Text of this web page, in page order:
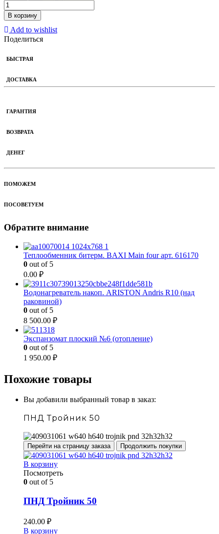
В корзину
Add to wishlist
Поделиться
БЫСТРАЯ
ДОСТАВКА
ГАРАНТИЯ
ВОЗВРАТА
ДЕНЕГ
ПОМОЖЕМ
ПОСОВЕТУЕМ
Обратите внимание
Теплообменник битерм. BAXI Main four арт. 616170
0 out of 5
0.00 ₽
Водонагреватель накоп. ARISTON Andris R10 (над
раковиной)
0 out of 5
8 500.00 ₽
Экспанзомат плоский №6 (отопление)
0 out of 5
1 950.00 ₽
Похожие товары
Вы добавили выбранный товар в заказ:
ПНД Тройник 50
Перейти на страницу заказа Продолжить покупки
В корзину
Посмотреть
0 out of 5
ПНД Тройник 50
240.00 ₽
В корзину